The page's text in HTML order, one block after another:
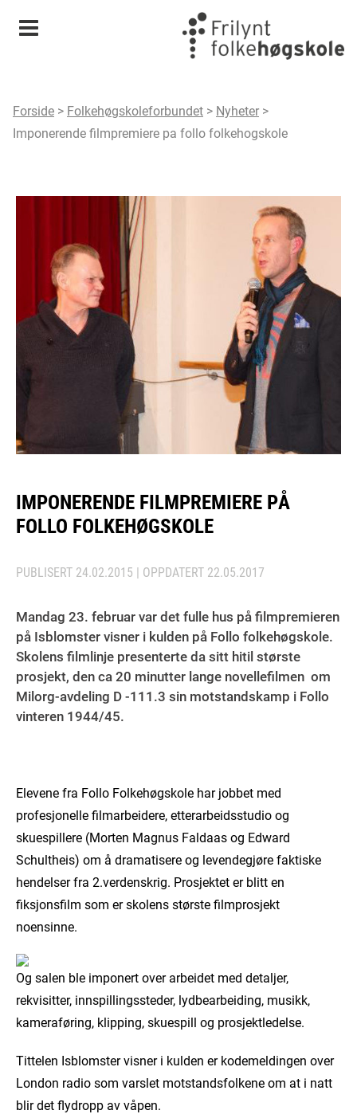
Meny
Forside > Folkehøgskoleforbundet > Nyheter >
Imponerende filmpremiere pa follo folkehogskole
IMPONERENDE FILMPREMIERE PÅ
FOLLO FOLKEHØGSKOLE
PUBLISERT 24.02.2015 | OPPDATERT 22.05.2017
Mandag 23. februar var det fulle hus på filmpremieren
på Isblomster visner i kulden på Follo folkehøgskole.
Skolens filmlinje presenterte da sitt hitil største
prosjekt, den ca 20 minutter lange novellefilmen om
Milorg-avdeling D -111.3 sin motstandskamp i Follo
vinteren 1944/45.
Elevene fra Follo Folkehøgskole har jobbet med
profesjonelle filmarbeidere, etterarbeidsstudio og
skuespillere (Morten Magnus Faldaas og Edward
Schultheis) om å dramatisere og levendegjøre faktiske
hendelser fra 2.verdenskrig. Prosjektet er blitt en
fiksjonsfilm som er skolens største filmprosjekt
noensinne.
Og salen ble imponert over arbeidet med detaljer,
rekvisitter, innspillingssteder, lydbearbeiding, musikk,
kameraføring, klipping, skuespill og prosjektledelse.
Tittelen Isblomster visner i kulden er kodemeldingen over
London radio som varslet motstandsfolkene om at i natt
blir det flydropp av våpen.